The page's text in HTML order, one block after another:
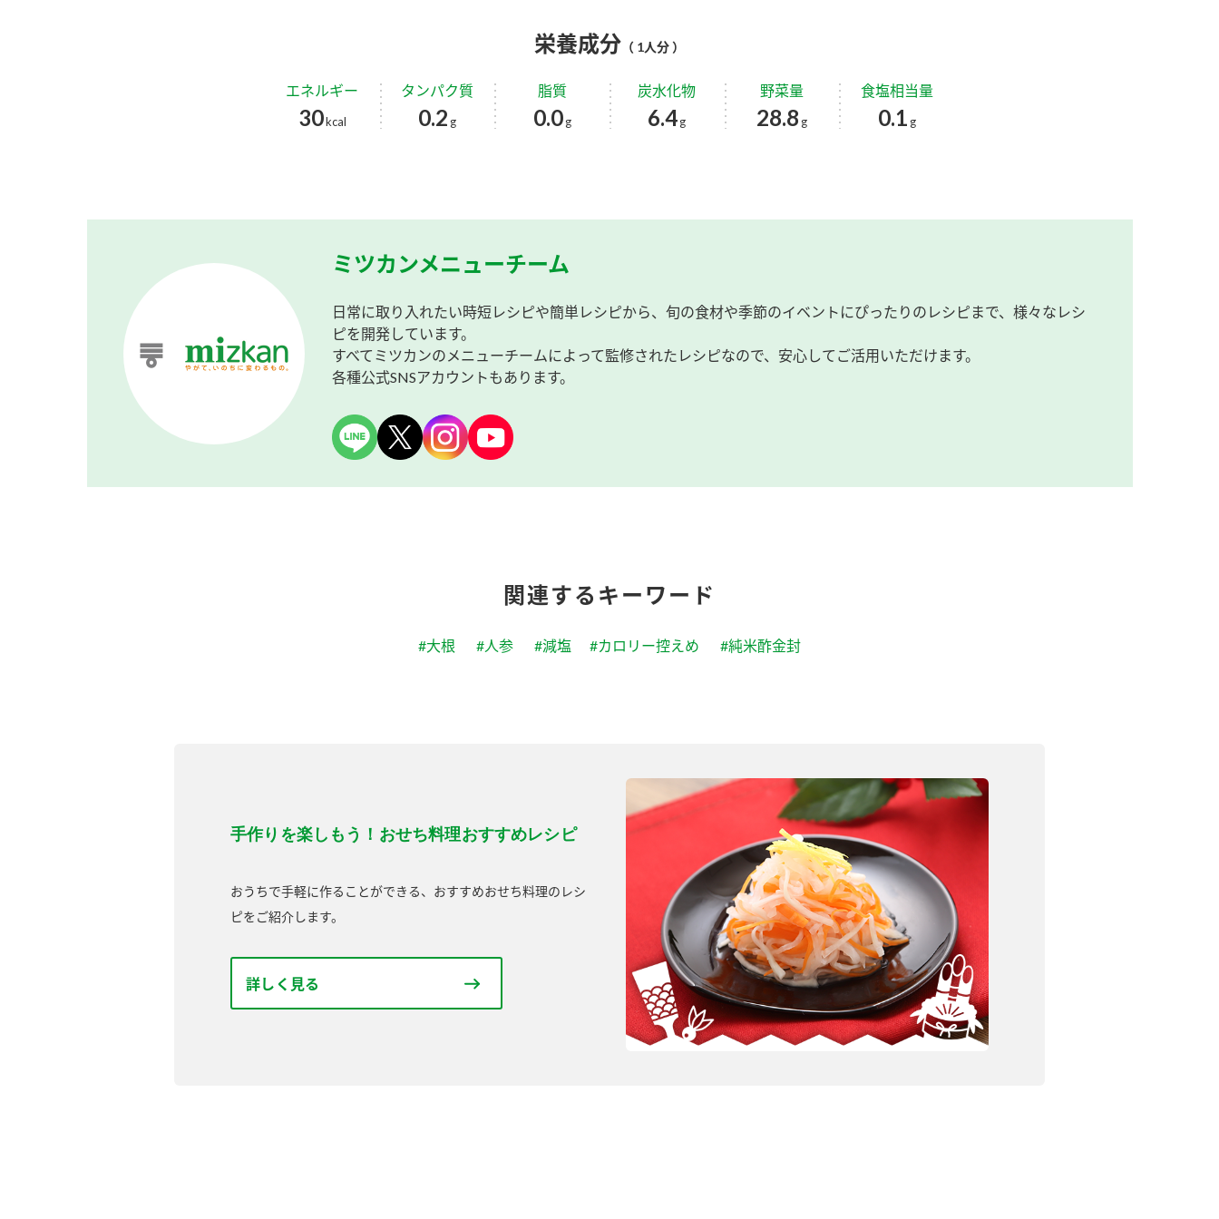
栄養成分 （ 1人分 ）
エネルギー
30kcal
タンパク質
0.2 g
脂質
0.0 g
炭水化物
6.4g
野菜量
28.8 g
食塩相当量
0.1 g
ミツカンメニューチーム
日常に取り入れたい時短レシピや簡単レシピから、旬の食材や季節のイベントにぴったりのレシピまで、様々なレシ
ピを開発しています。
すべてミツカンのメニューチームによって監修されたレシピなので、安心してご活用いただけます。
各種公式SNSアカウントもあります。
関連するキーワード
#大根 #人参 #減塩 #カロリー控えめ #純米酢金封
手作りを楽しもう！おせち料理おすすめレシピ
おうちで手軽に作ることができる、おすすめおせち料理のレシ
ピをご紹介します。
詳しく見る